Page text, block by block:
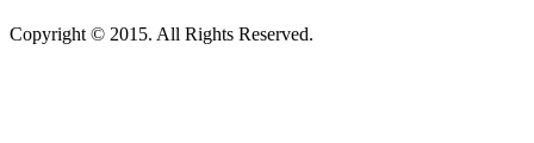
Copyright © 2015. All Rights Reserved.